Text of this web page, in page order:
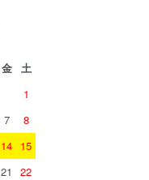
金
土
1
7
8
14 15
21
22